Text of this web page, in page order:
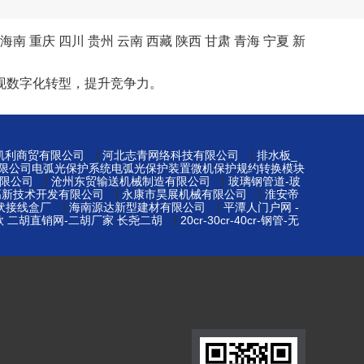
海南 重庆 四川 贵州 云南 西藏 陕西 甘肃 青海 宁夏 新
字化转型，提升竞争力。
利商贸有限公司 河北志青网络科技有限公司
排水板_
公司电弧光保护系统电弧光保护装置微机保护规约转换模块
公司
沧州东贸输送机械制造有限公司
玻璃钢管道-玻
技术开发有限公司
永康市昊展机械有限公司
淮安帝
接线盒厂
海南源达新型建材有限公司
平潭人门户网 -
二胡直销网-二胡厂家 长尧二胡
20cr-30cr-40cr-钢管-无